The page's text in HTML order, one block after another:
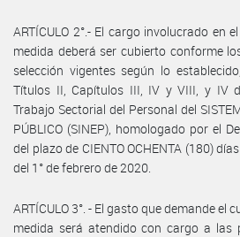
ARTÍCULO 2°.- El cargo involucrado en
medida deberá ser cubierto conforme
selección vigentes según lo
Títulos II, Capítulos III, IV y VIII, y IV
Trabajo Sectorial del Personal del
PÚBLICO (SINEP), homologado por el
del plazo de CIENTO OCHENTA (180)
del 1° de febrero de 2020.
ARTÍCULO 3°. - El gasto que demande el
medida será atendido con cargo a las